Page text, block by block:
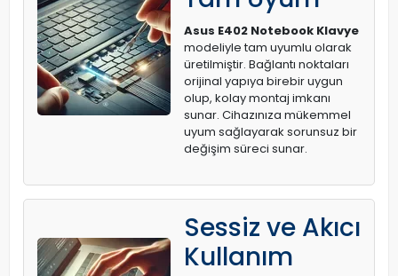
Asus E402 Notebook Klavye
modeliyle tam uyumlu olarak
üretilmiştir. Bağlantı noktaları
orijinal yapıya birebir uygun
olup, kolay montaj imkanı
sunar. Cihazınıza mükemmel
uyum sağlayarak sorunsuz bir
değişim süreci sunar.
Sessiz ve Akıcı
Kullanım